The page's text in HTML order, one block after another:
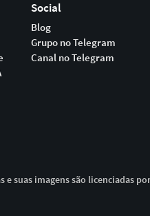
Social
Blog
Grupo no Telegram
Canal no Telegram
e suas imagens são licenciadas